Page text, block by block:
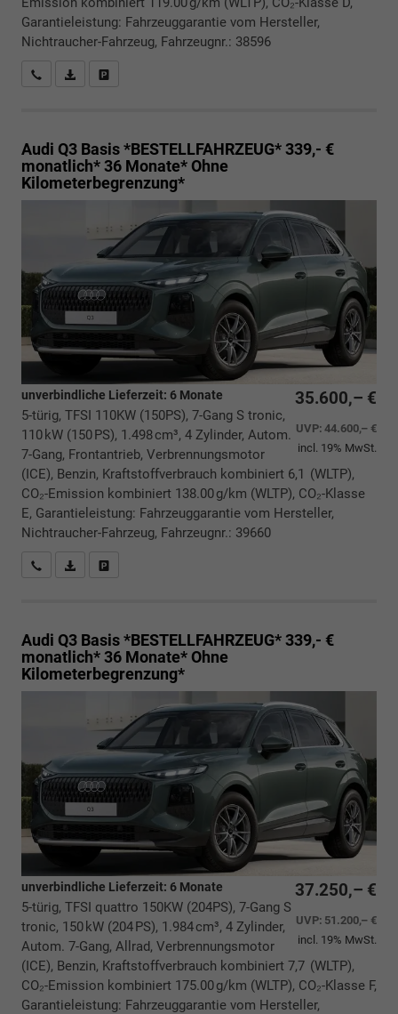
Garantieleistung: Fahrzeuggarantie vom Hersteller,
Nichtraucher-Fahrzeug, Fahrzeugnr.: 38596
Rückrufbitte absenden
PDF-Datei, Fahrzeugexposé drucken
Audi Q3 Basis *BESTELLFAHRZEUG* 339,- €
monatlich* 36 Monate* Ohne
Kilometerbegrenzung*
35.600,– €
UVP:44.600,– €
incl. 19% MwSt.
unverbindliche Lieferzeit: 6 Monate
5-türig, TFSI 110KW (150PS), 7-Gang S tronic,
110 kW (150 PS), 1.498 cm³, 4 Zylinder, Autom.
7-Gang, Frontantrieb, Verbrennungsmotor
(ICE), Benzin, Kraftstoffverbrauch kombiniert 6,1 (WLTP),
CO₂-Emission kombiniert 138.00 g/km (WLTP), CO₂-Klasse
E, Garantieleistung: Fahrzeuggarantie vom Hersteller,
Nichtraucher-Fahrzeug, Fahrzeugnr.: 39660
Rückrufbitte absenden
PDF-Datei, Fahrzeugexposé drucken
Audi Q3 Basis *BESTELLFAHRZEUG* 339,- €
monatlich* 36 Monate* Ohne
Kilometerbegrenzung*
37.250,– €
UVP: 51.200,– €
incl. 19% MwSt.
unverbindliche Lieferzeit: 6 Monate
5-türig, TFSI quattro 150KW (204PS), 7-Gang S
tronic, 150 kW (204 PS), 1.984 cm³, 4 Zylinder,
Autom. 7-Gang, Allrad, Verbrennungsmotor
(ICE), Benzin, Kraftstoffverbrauch kombiniert 7,7 (WLTP),
CO₂-Emission kombiniert 175.00 g/km (WLTP), CO₂-Klasse F,
Garantieleistung: Fahrzeuggarantie vom Hersteller,